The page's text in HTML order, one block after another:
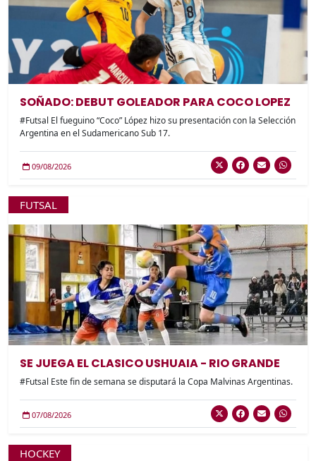
SOÑADO: DEBUT GOLEADOR PARA COCO LOPEZ
#Futsal El fueguino “Coco” López hizo su presentación con la Selección
Argentina en el Sudamericano Sub 17.
09/08/2026
FUTSAL
SE JUEGA EL CLASICO USHUAIA - RIO GRANDE
#Futsal Este fin de semana se disputará la Copa Malvinas Argentinas.
07/08/2026
HOCKEY